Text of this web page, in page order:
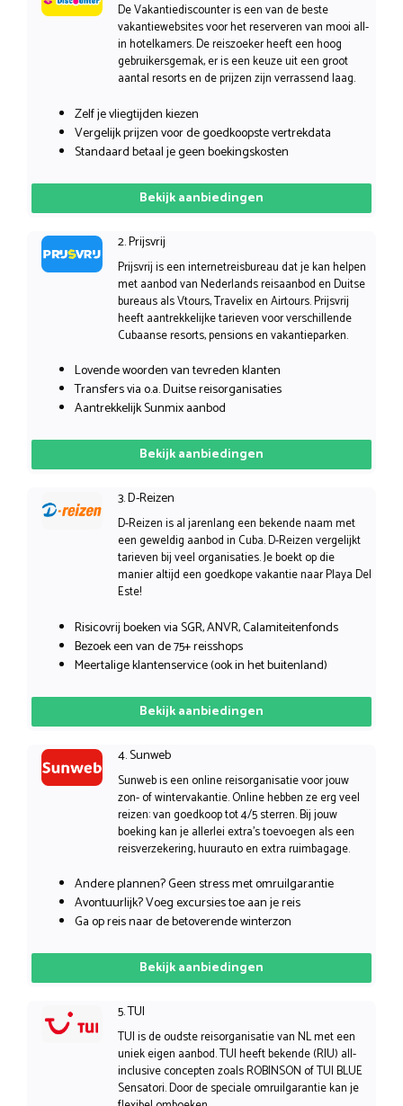
De Vakantiediscounter is een van de beste
vakantiewebsites voor het reserveren van mooi all-
in hotelkamers. De reiszoeker heeft een hoog
gebruikersgemak, er is een keuze uit een groot
aantal resorts en de prijzen zijn verrassend laag.
Zelf je vliegtijden kiezen
Vergelijk prijzen voor de goedkoopste vertrekdata
Standaard betaal je geen boekingskosten
Bekijk aanbiedingen
2. Prijsvrij
Prijsvrij is een internetreisbureau dat je kan helpen
met aanbod van Nederlands reisaanbod en Duitse
bureaus als Vtours, Travelix en Airtours. Prijsvrij
heeft aantrekkelijke tarieven voor verschillende
Cubaanse resorts, pensions en vakantieparken.
Lovende woorden van tevreden klanten
Transfers via o.a. Duitse reisorganisaties
Aantrekkelijk Sunmix aanbod
Bekijk aanbiedingen
3. D-Reizen
D-Reizen is al jarenlang een bekende naam met
een geweldig aanbod in Cuba. D-Reizen vergelijkt
tarieven bij veel organisaties. Je boekt op die
manier altijd een goedkope vakantie naar Playa Del
Este!
Risicovrij boeken via SGR, ANVR, Calamiteitenfonds
Bezoek een van de 75+ reisshops
Meertalige klantenservice (ook in het buitenland)
Bekijk aanbiedingen
4. Sunweb
Sunweb is een online reisorganisatie voor jouw
zon- of wintervakantie. Online hebben ze erg veel
reizen: van goedkoop tot 4/5 sterren. Bij jouw
boeking kan je allerlei extra’s toevoegen als een
reisverzekering, huurauto en extra ruimbagage.
Andere plannen? Geen stress met omruilgarantie
Avontuurlijk? Voeg excursies toe aan je reis
Ga op reis naar de betoverende winterzon
Bekijk aanbiedingen
5. TUI
TUI is de oudste reisorganisatie van NL met een
uniek eigen aanbod. TUI heeft bekende (RIU) all-
inclusive concepten zoals ROBINSON of TUI BLUE
Sensatori. Door de speciale omruilgarantie kan je